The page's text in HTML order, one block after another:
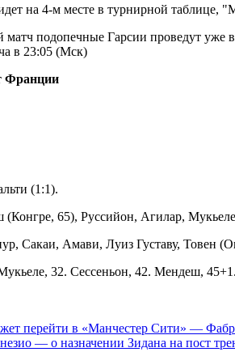
на 4-м месте в турнирной таблице,
подопечные Гарсии проведут уже
в 23:05 (Мск)
Франции
(1:1).
65), Руссийон, Агилар,
Сакаи, Амави, Луиз Густаву, Товен
32. Сессеньон, 42. Мендеш,
перейти в «Манчестер Сити» —
— о назначении Зидана на пост